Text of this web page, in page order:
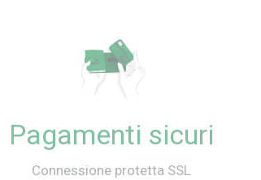
Pagamenti sicuri
Connessione protetta SSL